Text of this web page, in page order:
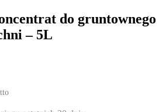
do gruntownego
– 5L